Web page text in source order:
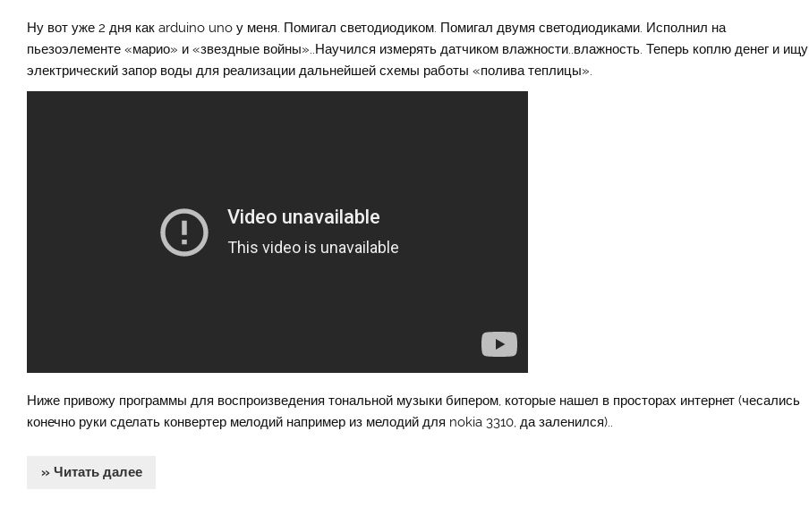
Ну вот уже 2 дня как arduino uno у меня. Помигал светодиодиком. Помигал двумя светодиодиками. Исполнил на
пьезоэлементе «марио» и «звездные войны»..Научился измерять датчиком влажности..влажность. Теперь коплю денег и ищу
электрический запор воды для реализации дальнейшей схемы работы «полива теплицы».
Ниже привожу программы для воспроизведения тональной музыки бипером, которые нашел в просторах интернет (чесались
конечно руки сделать конвертер мелодий например из мелодий для nokia 3310, да заленился)..
» Читать далее